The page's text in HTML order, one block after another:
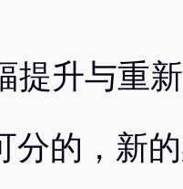
提升与重
分的，新